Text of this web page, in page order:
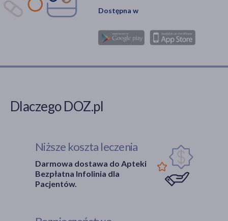
Dostępna w
Dlaczego DOZ.pl
Niższe koszta leczenia
Darmowa dostawa do Apteki
Bezpłatna Infolinia dla
Pacjentów.